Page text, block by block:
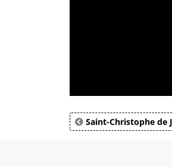
Saint-Christophe de